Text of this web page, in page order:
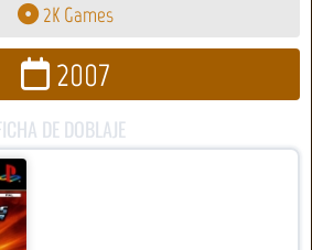
2K Games
2007
DE DOBLAJE